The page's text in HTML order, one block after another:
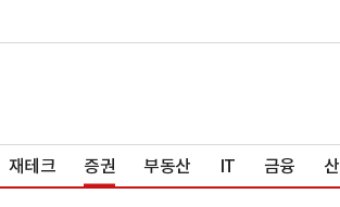
재테크 증권 부동산 IT 금융